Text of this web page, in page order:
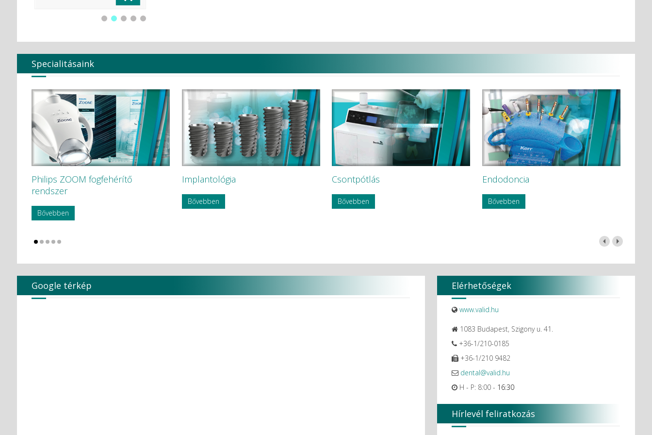
Global Surgical Corporation
Hager & Werken GmbH c Co. KG
Hartmann
Harvard Dental
Heraeus Kulzer GmbH
Hoffmann Dental
HYCARE
Hygenic
Intensív
Ivoclar Vivadent
KAVO
KaVo Kerr
KerrEndo
KerrHawe SA
KETTENBACH GmbH & Co. KG.
KODAK
KODAK Carestream
KOMET
Korea Dental Solution Co., Ltd.
Kovácsházi
LARIDENT S.r.l.
Magenta Technology Co.,Ltd
MAILLEFER
MAJOR Prodotti Dentari S.p.A.
MARK3
Specialitásaink
Philips ZOOM fogfehérítő
rendszer
Bővebben
Implantológia
Bővebben
Csontpótlás
Bővebben
Endodoncia
Bővebben
Google térkép Elérhetőségek
www.valid.hu
1083 Budapest, Szigony u. 41.
+36-1/210-0185
+36-1/210 9482
dental@valid.hu
H - P: 8:00 - 16:30
Hírlevél feliratkozás